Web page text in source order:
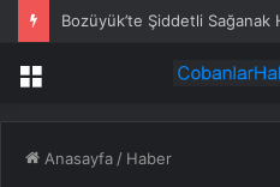
Bozüyük’te Şiddetli Sağanak
Menü
Anasayfa / Haber